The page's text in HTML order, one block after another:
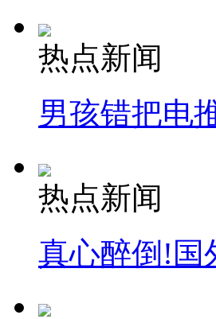
司机酒驾遇交警 急速倒车逃窜
热点新闻
男孩错把电
热点新闻
真心醉倒!国